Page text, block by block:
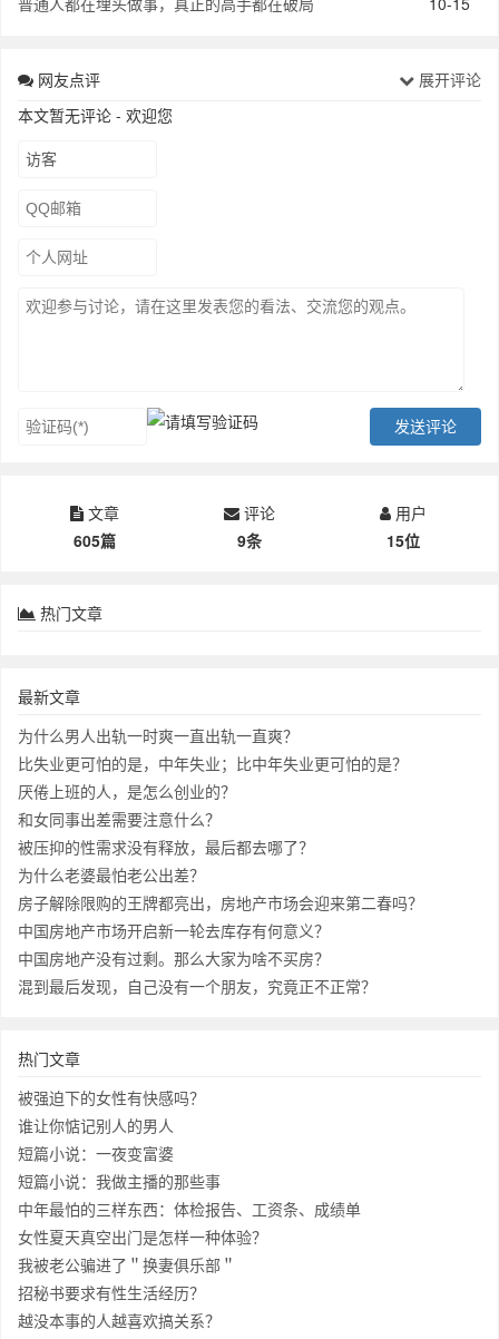
网友点评
展开评论
本文暂无评论 - 欢迎您
文章
605篇
评论
9条
用户
15位
热门文章
最新文章
为什么男人出轨一时爽一直出轨一直爽？
比失业更可怕的是，中年失业；比中年失业更可怕的是？
厌倦上班的人，是怎么创业的？
和女同事出差需要注意什么？
被压抑的性需求没有释放，最后都去哪了？
为什么老婆最怕老公出差？
房子解除限购的王牌都亮出，房地产市场会迎来第二春吗？
中国房地产市场开启新一轮去库存有何意义？
中国房地产没有过剩。那么大家为啥不买房？
混到最后发现，自己没有一个朋友，究竟正不正常？
热门文章
被强迫下的女性有快感吗？
谁让你惦记别人的男人
短篇小说：一夜变富婆
短篇小说：我做主播的那些事
中年最怕的三样东西：体检报告、工资条、成绩单
女性夏天真空出门是怎样一种体验？
我被老公骗进了＂换妻俱乐部＂
招秘书要求有性生活经历？
越没本事的人越喜欢搞关系？